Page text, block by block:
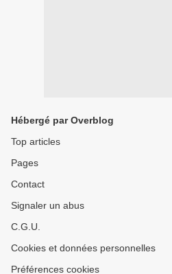
Hébergé par Overblog
Top articles
Pages
Contact
Signaler un abus
C.G.U.
Cookies et données personnelles
Préférences cookies